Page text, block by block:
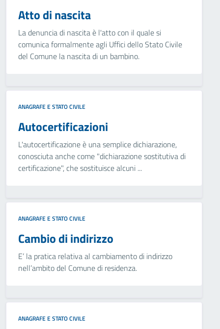
Atto di nascita
La denuncia di nascita è l'atto con il quale si
comunica formalmente agli Uffici dello Stato Civile
del Comune la nascita di un bambino.
ANAGRAFE E STATO CIVILE
Autocertificazioni
L'autocertificazione è una semplice dichiarazione,
conosciuta anche come "dichiarazione sostitutiva di
certificazione", che sostituisce alcuni ...
ANAGRAFE E STATO CIVILE
Cambio di indirizzo
E’ la pratica relativa al cambiamento di indirizzo
nell’ambito del Comune di residenza.
ANAGRAFE E STATO CIVILE